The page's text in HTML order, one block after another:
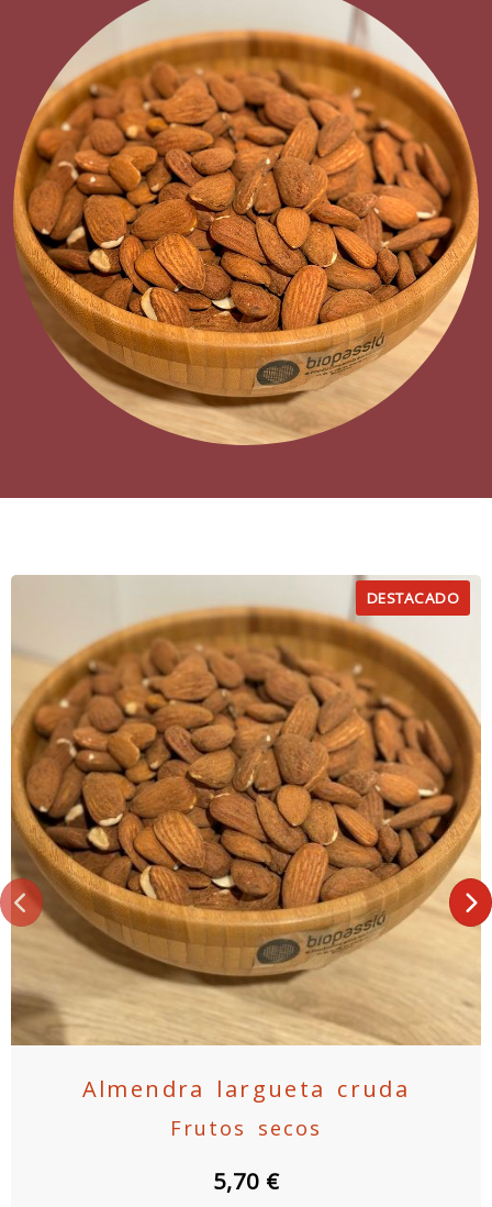
DESTACADO
Almendra largueta cruda
Frutos secos
5,70 €
Anterior